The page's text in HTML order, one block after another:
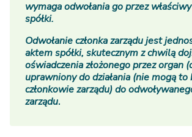
wymaga odwołania go przez
spółki.
Odwołanie członka zarządu jest
aktem spółki, skutecznym z chwilą
oświadczenia złożonego przez organ
uprawniony do działania (nie mogą
członkowie zarządu) do
zarządu.